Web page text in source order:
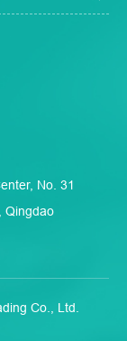
No. 31
Qingdao
Co., Ltd.